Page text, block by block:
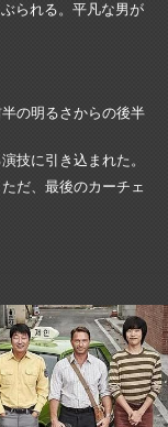
られる。平凡な男が
の明るさからの後半
技に引き込まれた。
だ、最後のカーチェ